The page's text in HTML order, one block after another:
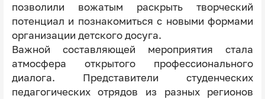
позволили вожатым раскрыть творческий
потенциал и познакомиться с новыми формами
организации детского досуга.
Важной составляющей мероприятия стала
атмосфера открытого профессионального
диалога. Представители студенческих
педагогических отрядов из разных регионов